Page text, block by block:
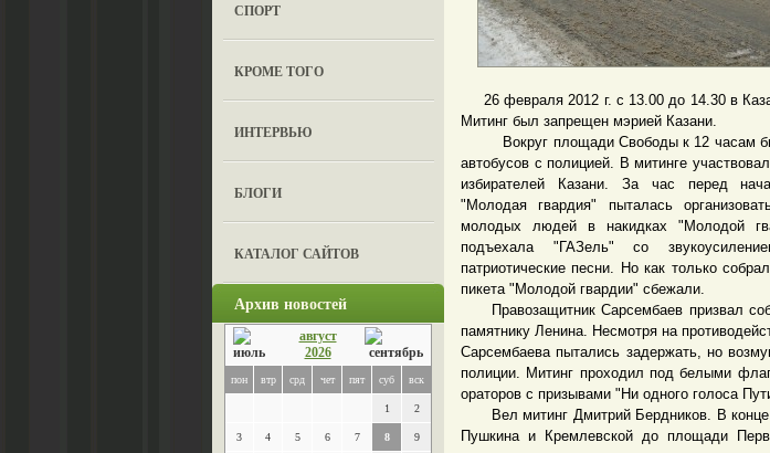
СПОРТ
КРОМЕ ТОГО
ИНТЕРВЬЮ
БЛОГИ
КАТАЛОГ САЙТОВ
Архив новостей
август
2026
пон втр срд чет пят суб вск
1 2
3 4 5 6 7 8 9
26 февраля 2012 г. с 13.00 до 14.30 в
Митинг был запрещен мэрией Казани.
Вокруг площади Свободы к 12 часам
автобусов с полицией. В митинге
избирателей Казани. За час перед
"Молодая гвардия" пыталась
молодых людей в накидках "Молодой
подъехала "ГАЗель" со
патриотические песни. Но как только
пикета "Молодой гвардии" сбежали.
Правозащитник Сарсембаев призвал
памятнику Ленина. Несмотря на
Сарсембаева пытались задержать, но
полиции. Митинг проходил под белыми
ораторов с призывами "Ни одного голоса
Вел митинг Дмитрий Бердников. В конце
Пушкина и Кремлевской до площади